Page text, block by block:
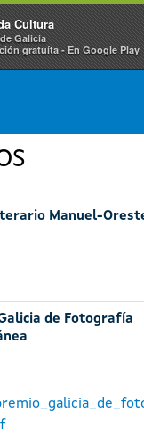
Cultura
Galicia
gratuíta - En Google Play
Manuel-
de Fotografía